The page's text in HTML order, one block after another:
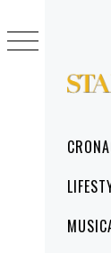
Menu
to
content